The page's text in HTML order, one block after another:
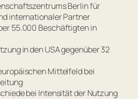
Berlin für
internationaler Partner
55.000 Beschäftigten in
in den USA gegenüber 32
Mittelfeld bei
bei Intensität der Nutzung